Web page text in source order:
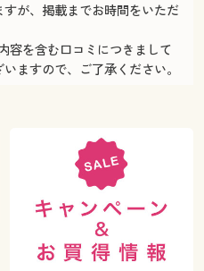
が、掲載までお時間をいただ
容を含む口コミにつきまして
ますので、ご了承ください。